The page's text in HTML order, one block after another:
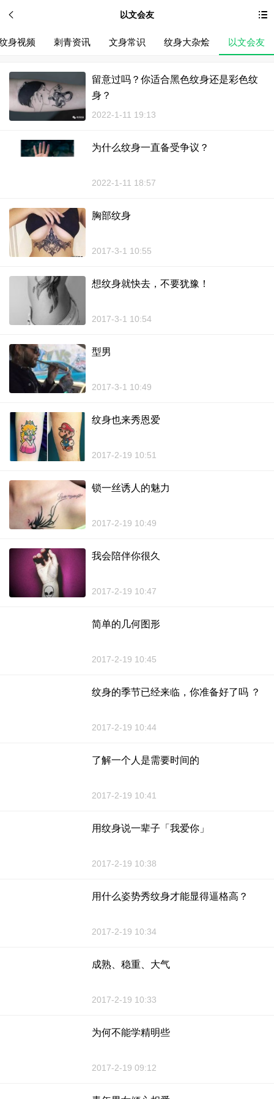
以文会友
身视频 刺青资讯 文身常识 纹身大杂烩 以文会友
留意过吗？你适合黑色纹身还是彩色纹
身？
2022-1-11 19:13
为什么纹身一直备受争议？
2022-1-11 18:57
胸部纹身
2017-3-1 10:55
想纹身就快去，不要犹豫！
2017-3-1 10:54
型男
2017-3-1 10:49
纹身也来秀恩爱
2017-2-19 10:51
锁一丝诱人的魅力
2017-2-19 10:49
我会陪伴你很久
2017-2-19 10:47
简单的几何图形
2017-2-19 10:45
纹身的季节已经来临，你准备好了吗 ？
2017-2-19 10:44
了解一个人是需要时间的
2017-2-19 10:41
用纹身说一辈子「我爱你」
2017-2-19 10:38
用什么姿势秀纹身才能显得逼格高？
2017-2-19 10:34
成熟、稳重、大气
2017-2-19 10:33
为何不能学精明些
2017-2-19 09:12